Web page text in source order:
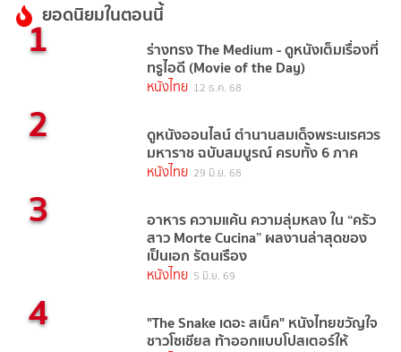
ยอดนิยมในตอนนี้
1 ร่างทรง The Medium - ดูหนังเต็มเรื่องที่
ทรูไอดี (Movie of the Day)
หนังไทย 12 ธ.ค. 68
2 ดูหนังออนไลน์ ตํานานสมเด็จพระนเรศวร
มหาราช ฉบับสมบูรณ์ ครบทั้ง 6 ภาค
หนังไทย 29 มิ.ย. 68
3 อาหาร ความแค้น ความลุ่มหลง ใน “ครัว
สาว Morte Cucina” ผลงานล่าสุดของ
เป็นเอก รัตนเรือง
หนังไทย 5 มิ.ย. 69
4 "The Snake เดอะ สเน็ค" หนังไทยขวัญใจ
ชาวโซเชียล ท้าออกแบบโปสเตอร์ให้